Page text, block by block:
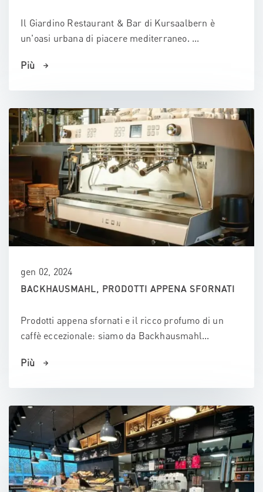
Il Giardino Restaurant & Bar di Kursaalbern è
un'oasi urbana di piacere mediterraneo. ...
Più
gen 02, 2024
BACKHAUSMAHL, PRODOTTI APPENA SFORNATI
Prodotti appena sfornati e il ricco profumo di un
caffè eccezionale: siamo da Backhausmahl...
Più